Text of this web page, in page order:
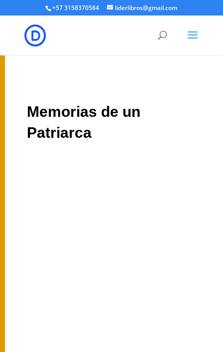
+57 3158370584 liderlibros@gmail.com
Memorias de un
Patriarca